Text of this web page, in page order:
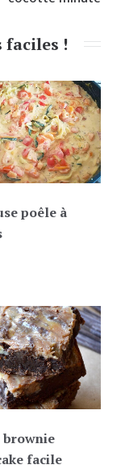
faciles !
poêle à
brownie
facile